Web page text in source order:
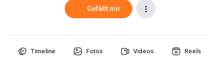
Entdecken GruppenGefällt mir
Timeline Fotos Videos Reels